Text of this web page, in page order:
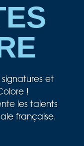
et
!
les talents
française.
le jazz